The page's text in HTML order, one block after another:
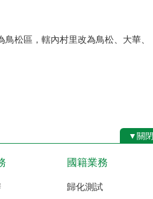
松區，轄內村里改為鳥松、大華、
▼關閉
國籍業務
歸化測試